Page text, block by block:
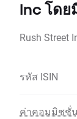
Inc โด
Rush Street
รหัส ISIN
ค่าคอมมิชชั่